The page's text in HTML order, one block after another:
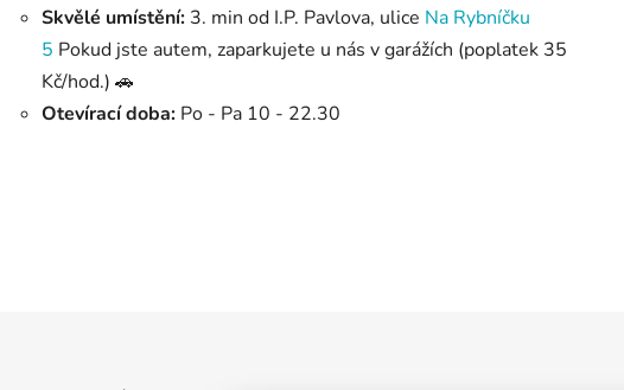
Skvělé umístění: 3. min od I.P. Pavlova, ulice Na Rybníčku
5 Pokud jste autem, zaparkujete u nás v garážích (poplatek 35
Kč/hod.) 🚗
Otevírací doba: Po - Pa 10 - 22.30